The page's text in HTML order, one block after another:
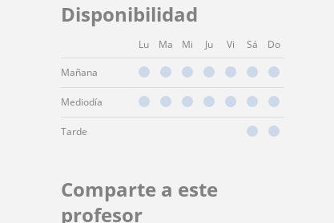
Disponibilidad
Lu Ma Mi Ju Vi Sá Do
Mañana
Mediodía
Tarde
Comparte a este
profesor